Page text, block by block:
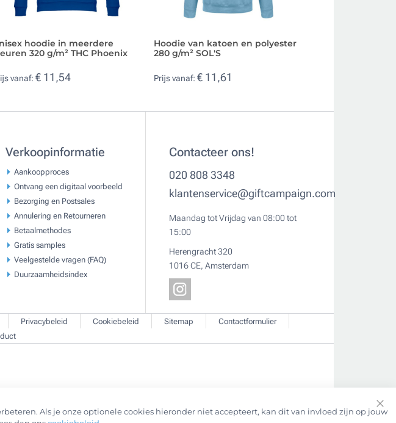
hoodie in meerdere
320 g/m² THC Phoenix
vanaf: € 11,54
Hoodie van katoen en polyester
280 g/m² SOL'S
Prijs vanaf: € 11,61
Verkoopinformatie
Aankoopproces
Ontvang een digitaal voorbeeld
Bezorging en Postsales
Annulering en Retourneren
Betaalmethodes
Gratis samples
Veelgestelde vragen (FAQ)
Duurzaamheidsindex
Contacteer ons!
020 808 3348
klantenservice@giftcampaign.com
Maandag tot Vrijdag van 08:00 tot
15:00
Herengracht 320
1016 CE, Amsterdam
Privacybeleid Cookiebeleid Sitemap
Contactformulier
Als je onze optionele cookies hieronder niet accepteert, kan dit van invloed zijn op jouw